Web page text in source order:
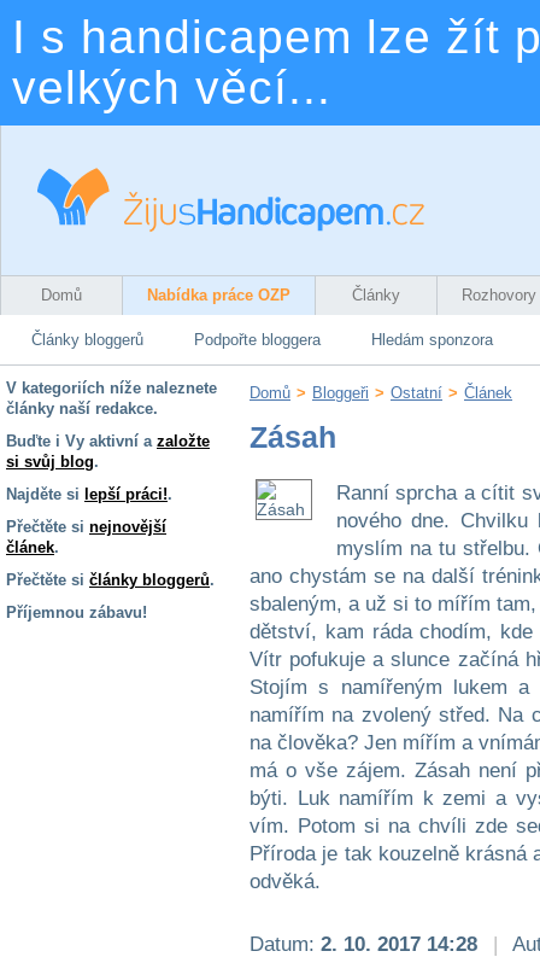
I s handicapem lze žít
velkých věcí...
Domů Nabídka práce OZP Články Rozhovory
Články bloggerů Podpořte bloggera Hledám sponzora
V kategoriích níže naleznete
články naší redakce.
Buďte i Vy aktivní a založte
si svůj blog.
Najděte si lepší práci!.
Přečtěte si nejnovější
článek.
Přečtěte si články bloggerů.
Příjemnou zábavu!
Domů > Bloggeři > Ostatní > Článek
Zásah
Ranní sprcha a cítit
nového dne.
myslím na tu střelbu.
ano chystám se na další
sbaleným, a už si to mířím
dětství, kam ráda chodím,
Vítr pofukuje a slunce začíná
Stojím s namířeným lukem
namířím na zvolený střed. Na
na člověka? Jen mířím a
má o vše zájem. Zásah není
býti. Luk namířím k zemi a
vím. Potom si na chvíli zde
Příroda je tak kouzelně
odvěká.
Datum: 2. 10. 2017 14:28 |